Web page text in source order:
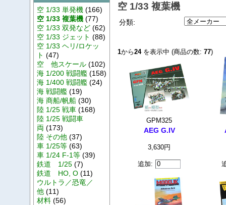
空 1/33 単発機(166)
空 1/33 複葉機(77)
空 1/33 双発など(62)
空 1/33 ジェット (88)
空 1/33 ヘリ/ロケッ
ト (47)
空 他スケール(102)
海 1/200 戦闘艦(158)
海 1/400 戦闘艦(24)
海 戦闘艦(19)
海 商船/帆船(30)
陸 1/25 戦車(168)
陸 1/25 戦闘車
両 (173)
陸 その他(37)
車 1/25等(63)
車 1/24 F-1等(39)
鉄道 1/25(7)
鉄道 HO, O(11)
ウルトラ／恐竜／
他(11)
材料(56)
空 1/33 複葉機
分類:
1から24を表示中 (商品の数:77)
GPM325
AEG G.IV
3,630円
追加: